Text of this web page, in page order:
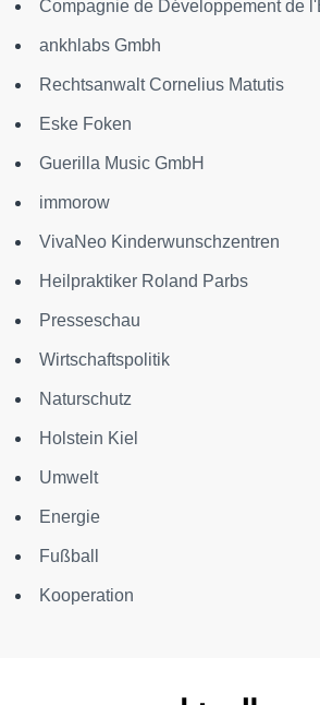
Compagnie de Développement de
ankhlabs Gmbh
Rechtsanwalt Cornelius Matutis
Eske Foken
Guerilla Music GmbH
immorow
VivaNeo Kinderwunschzentren
Heilpraktiker Roland Parbs
Presseschau
Wirtschaftspolitik
Naturschutz
Holstein Kiel
Umwelt
Energie
Fußball
Kooperation